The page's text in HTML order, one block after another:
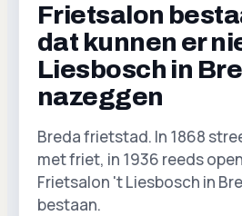
Frietsalon
dat kunnen er
Liesbosch in
nazeggen
Breda frietstad. In 1868
met friet, in 1936 reeds
Frietsalon 't Liesbosch in
bestaan.